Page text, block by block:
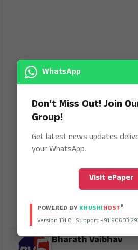
Bharath Vaibhav
WhatsApp
Don't Miss Out! Join
Group!
Get latest news updates
your WhatsApp.
Visit ePaper
POWERED BY KHUSHIHOST®
Version 131.0 | Support +91 90603